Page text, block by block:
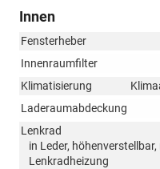
Innen
Fensterheber
Innenraumfilter
Klimatisierung
Laderaumabdeckung
Lenkrad
in Leder,
Lenkradheizung